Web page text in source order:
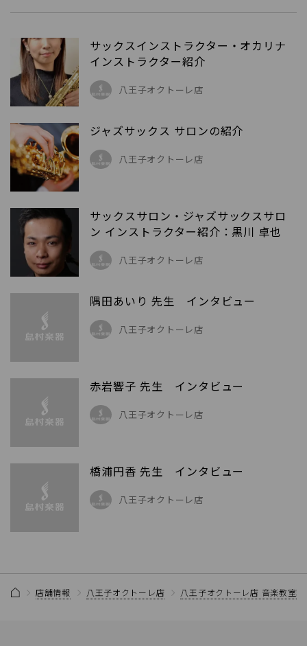
サックスインストラクター・オカリナ
インストラクター紹介
八王子オクトーレ店
ジャズサックス サロンの紹介
八王子オクトーレ店
サックスサロン・ジャズサックスサロ
ン インストラクター紹介：黒川 卓也
八王子オクトーレ店
隅田あいり 先生 インタビュー
八王子オクトーレ店
赤岩響子 先生 インタビュー
八王子オクトーレ店
橋浦円香 先生 インタビュー
八王子オクトーレ店
店舗情報 八王子オクトーレ店 八王子オクトーレ店 音楽教室